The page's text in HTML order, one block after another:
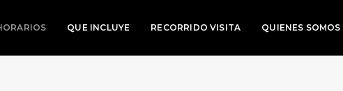
QUE INCLUYE RECORRIDO VISITA QUIENES SOMOS